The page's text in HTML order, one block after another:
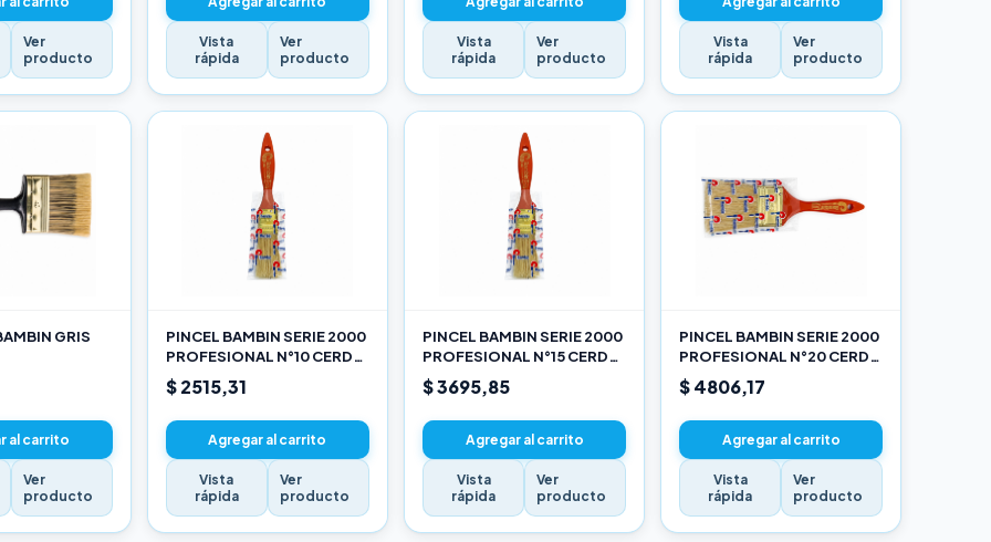
Ver
producto
Vista
rápida
Ver
producto
Vista
rápida
Ver
producto
Vista
rápida
Ver
producto
GRIS
al carrito
Ver
producto
PINCEL BAMBIN SERIE 2000
PROFESIONAL N°10 CERDA
CHINA BLANCA
$ 2515,31
Agregar al carrito
Vista
rápida
Ver
producto
PINCEL BAMBIN SERIE 2000
PROFESIONAL N°15 CERDA
CHINA BLANCA
$ 3695,85
Agregar al carrito
Vista
rápida
Ver
producto
PINCEL BAMBIN SERIE 2000
PROFESIONAL N°20 CERDA
CHINA BLANCA
$ 4806,17
Agregar al carrito
Vista
rápida
Ver
producto